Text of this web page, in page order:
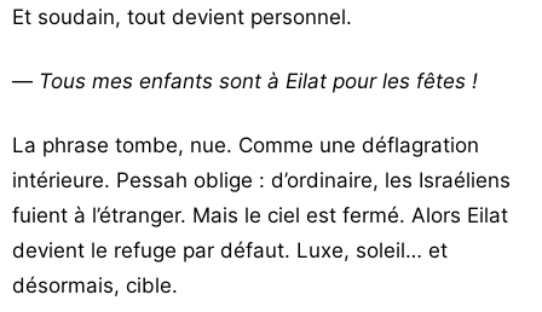
Et soudain, tout devient personnel.
— Tous mes enfants sont à Eilat pour les fêtes !
La phrase tombe, nue. Comme une déflagration
intérieure. Pessah oblige : d’ordinaire, les Israéliens
fuient à l’étranger. Mais le ciel est fermé. Alors Eilat
devient le refuge par défaut. Luxe, soleil… et
désormais, cible.